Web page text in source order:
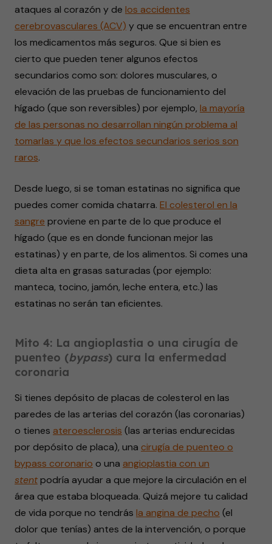
ataques al corazón y de los accidentes
cerebrovasculares (ACV) y que se encuentran entre
los medicamentos más seguros. Que si bien es
cierto que pueden tener algunos efectos
secundarios como son: dolores musculares, o
elevación de las pruebas de funcionamiento del
hígado (que son reversibles) por ejemplo, la mayoría
de las personas no desarrollan ningún problema al
tomarlas y que los efectos secundarios serios son
raros.
Desde luego, si se toman estatinas no significa que
puedes comer comida chatarra. El colesterol en la
sangre proviene en parte de lo que produce el
hígado (que es en donde funcionan mejor las
estatinas) y en parte, de los alimentos. Si comes una
dieta alta en grasas saturadas (por ejemplo:
manteca, tocino, jamón, leche entera, etc.) las
estatinas no serán tan eficientes.
Mito 4: La angioplastia o una cirugía de
puenteo (bypass) cura la enfermedad
coronaria
Si tienes depósito de placas de colesterol en las
paredes de las arterias del corazón (las coronarias)
o tienes ateroesclerosis (las arterias endurecidas
por depósito de placa), una cirugía de puenteo o
bypass coronario o una angioplastia con un
stentpodría ayudar a que mejore la circulación en el
área que estaba bloqueada. Quizá mejore tu calidad
de vida porque no tendrás la angina de pecho (el
dolor que tenías) antes de la intervención, o porque